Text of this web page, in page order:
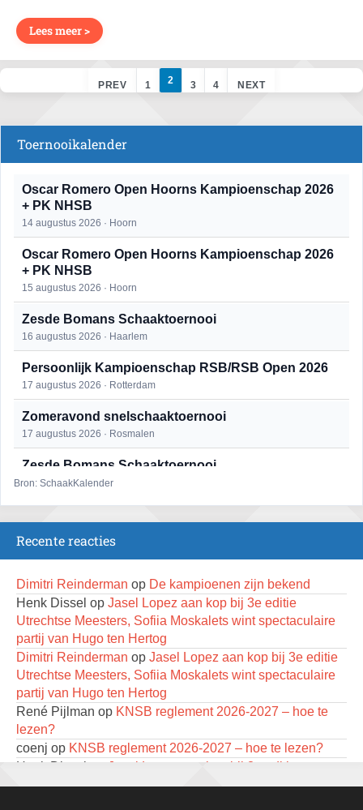
Lees meer >
PREV 1 2 3 4 NEXT
Toernooikalender
Oscar Romero Open Hoorns Kampioenschap 2026
+ PK NHSB
14 augustus 2026 · Hoorn
Oscar Romero Open Hoorns Kampioenschap 2026
+ PK NHSB
15 augustus 2026 · Hoorn
Zesde Bomans Schaaktoernooi
16 augustus 2026 · Haarlem
Persoonlijk Kampioenschap RSB/RSB Open 2026
17 augustus 2026 · Rotterdam
Zomeravond snelschaaktoernooi
17 augustus 2026 · Rosmalen
Zesde Bomans Schaaktoernooi
17 augustus 2026 · Haarlem
Persoonlijk Kampioenschap RSB/RSB Open 2026
18 augustus 2026 · Rotterdam
Mat op ‘t Wad
22 augustus 2026 · Den Burg, Texel
Simultaan The Butcher
22 augustus 2026 · Utrecht
Open 6e Senioren-50+ Zomer-rapidschaaktoernooi
22 augustus 2026 · Udenhout, Gemeente Tilburg
2e Utrechts kroegloperstoernooi
Bron: SchaakKalender
Recente reacties
Dimitri Reinderman op De kampioenen zijn bekend
Henk Dissel op Jasel Lopez aan kop bij 3e editie
Utrechtse Meesters, Sofiia Moskalets wint spectaculaire
partij van Hugo ten Hertog
Dimitri Reinderman op Jasel Lopez aan kop bij 3e editie
Utrechtse Meesters, Sofiia Moskalets wint spectaculaire
partij van Hugo ten Hertog
René Pijlman op KNSB reglement 2026-2027 – hoe te
lezen?
coenj op KNSB reglement 2026-2027 – hoe te lezen?
Henk Dissel
Jasel Lopez aan kop bij 3e editie
Utrechtse Meesters, Sofiia Moskalets wint spectaculaire